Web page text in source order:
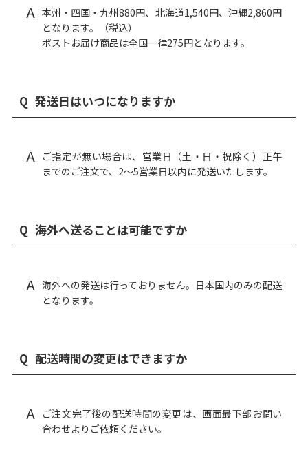
A 本州・四国・九州880円、北海道1,540円、沖縄2,860円
となります。（税込）
ポストお届け商品は全国一律275円となります。
Q 発送日はいつになりますか
A
ご指定が無い場合は、営業日（土・日・祝除く）正午
までのご注文で、2〜5営業日以内に発送いたします。
Q 海外へ送ることは可能ですか
A 海外への発送は行っておりません。日本国内のみの配送
となります。
Q 配送時間の変更はできますか
A ご注文完了後の配送時間の変更は、画面最下部 お問い
合わせよりご依頼ください。